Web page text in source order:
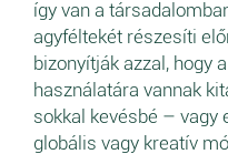
így van a
agyféltekét részesíti
bizonyítják azzal, hogy
használatára vannak
sokkal kevésbé – vagy
globális vagy kreatív